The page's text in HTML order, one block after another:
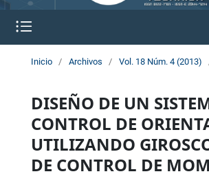
Inicio / Archivos / Vol. 18 Núm. 4 (2013)
DISEÑO DE UN
CONTROL DE
UTILIZANDO
DE CONTROL DE